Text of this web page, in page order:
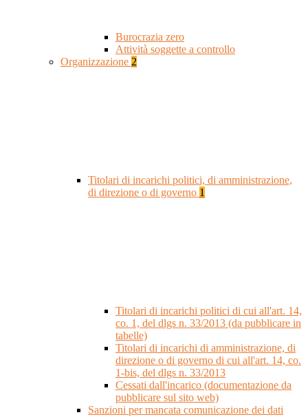
Burocrazia zero
Attività soggette a controllo
Organizzazione 2
Titolari di incarichi politici, di amministrazione,
di direzione o di governo 1
Titolari di incarichi politici di cui all'art. 14,
co. 1, del dlgs n. 33/2013 (da pubblicare in
tabelle)
Titolari di incarichi di amministrazione, di
direzione o di governo di cui all'art. 14, co.
1-bis, del dlgs n. 33/2013
Cessati dall'incarico (documentazione da
pubblicare sul sito web)
Sanzioni per mancata comunicazione dei dati